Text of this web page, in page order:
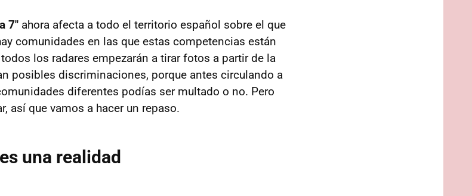
7" ahora afecta a todo el territorio español sobre el que
comunidades en las que estas competencias están
los radares empezarán a tirar fotos a partir de la
posibles discriminaciones, porque antes circulando a
diferentes podías ser multado o no. Pero
así que vamos a hacer un repaso.
una realidad